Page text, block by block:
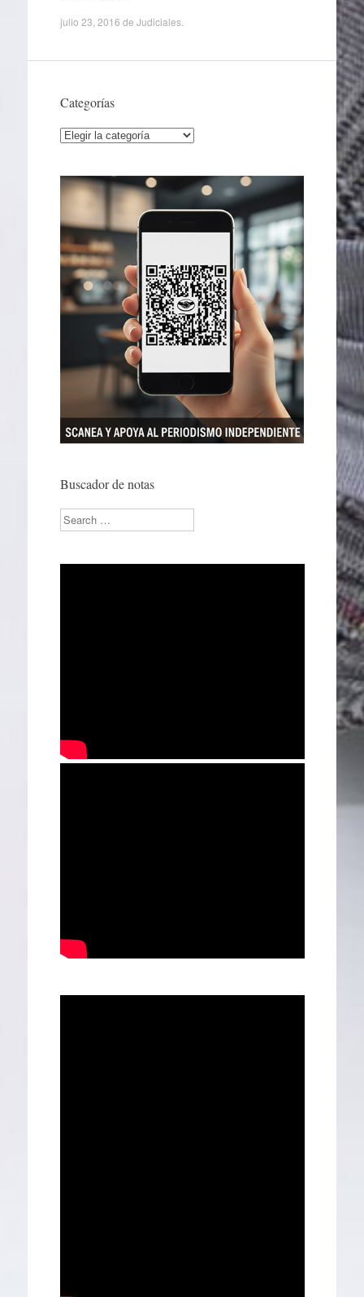
julio 23, 2016 de Judiciales.
Categorías
Categorías
Buscador de notas
Search